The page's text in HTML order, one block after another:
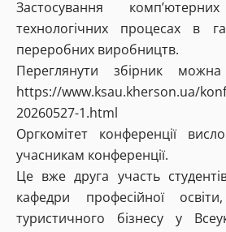
Застосування
технологічних процесах в
переробних виробництв.
Переглянути збірник
https://www.ksau.kherson.ua/
20260527-1.html
Оргкомітет конференції
учасникам конференції.
Це вже друга участь
кафедри професійної
туристичного бізнесу у